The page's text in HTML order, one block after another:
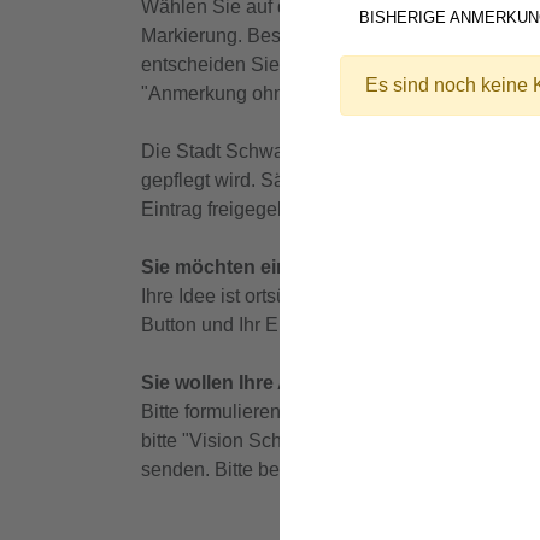
Wählen Sie auf der Mitmachkarte mit der
Markierung. Bestätigen Sie rechts, wenn Ihre
entscheiden Sie sich für "Lob" oder "Kritik".
"Anmerkung ohne Ort" und vermerken Ihr Lob
Die Stadt Schwabach und die CIMA
gepflegt wird. Sämtliche Eingaben werden
Eintrag freigegeben und erscheint als Punkt
Sie möchten einen Vorsc
Ihre Idee ist ortsübergreifend, betrifft viele
Button und Ihr Eintrag wird direkt an uns
Sie wollen Ihre Anregungen in Papierform
Bitte formulieren Sie Ihr Lob/Ihre Kritik in
bitte "Vision Schwabach 2040" auf oder im
senden. Bitte beachten Sie, dass wir lange
BISHERIGE
Es sind noch keine